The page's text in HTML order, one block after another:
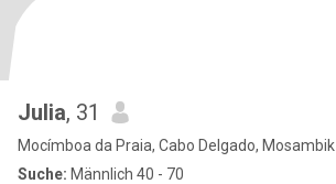
Julia, 31
Mocímboa da Praia, Cabo Delgado, Mosambik
Suche: Männlich 40 - 70